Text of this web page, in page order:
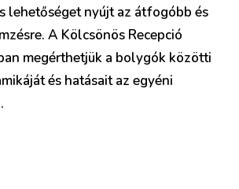
lehetőséget nyújt az átfogóbb és
A Kölcsönös Recepció
megérthetjük a bolygók közötti
és hatásait az egyéni